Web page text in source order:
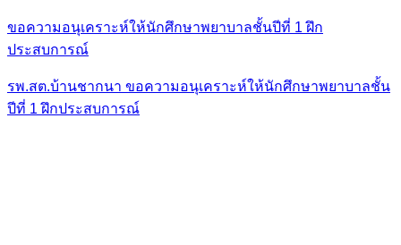
ขอความอนุเคราะห์ให้นักศึกษาพยาบาลชั้นปีที่ 1 ฝึก
ประสบการณ์
แนะแนว
รพ.สต.บ้านชากนา ขอความอนุเคราะห์ให้นักศึกษาพยาบาลชั้น
ปีที่ 1 ฝึกประสบการณ์